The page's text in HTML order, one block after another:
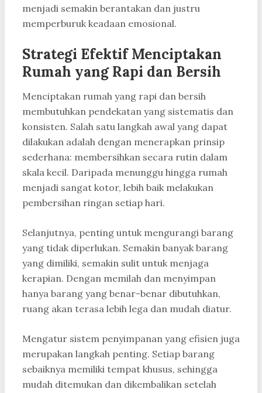
menjadi semakin berantakan dan justru
memperburuk keadaan emosional.
Strategi Efektif Menciptakan
Rumah yang Rapi dan Bersih
Menciptakan rumah yang rapi dan bersih
membutuhkan pendekatan yang sistematis dan
konsisten. Salah satu langkah awal yang dapat
dilakukan adalah dengan menerapkan prinsip
sederhana: membersihkan secara rutin dalam
skala kecil. Daripada menunggu hingga rumah
menjadi sangat kotor, lebih baik melakukan
pembersihan ringan setiap hari.
Selanjutnya, penting untuk mengurangi barang
yang tidak diperlukan. Semakin banyak barang
yang dimiliki, semakin sulit untuk menjaga
kerapian. Dengan memilah dan menyimpan
hanya barang yang benar-benar dibutuhkan,
ruang akan terasa lebih lega dan mudah diatur.
Mengatur sistem penyimpanan yang efisien juga
merupakan langkah penting. Setiap barang
sebaiknya memiliki tempat khusus, sehingga
mudah ditemukan dan dikembalikan setelah